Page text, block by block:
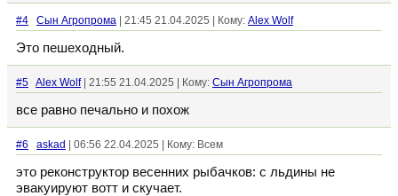
#4 Сын Агропрома | 21:45 21.04.2025 | Кому: Alex Wolf
Это пешеходный.
#5 Alex Wolf| 21:55 21.04.2025 | Кому: Сын Агропрома
все равно печально и похож
#6 askad | 06:56 22.04.2025 | Кому: Всем
это реконструктор весенних рыбачков: с льдины не
эвакуируют вотт и скучает.